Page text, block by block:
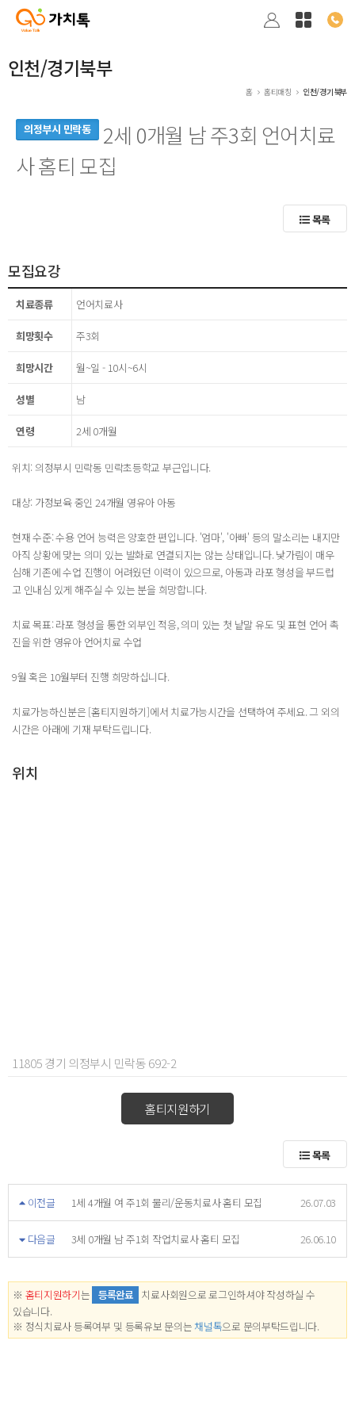
인천/경기북부
홈 홈티매칭 인천/경기북부
의정부시 민락동
2세 0개월 남 주3회 언어치료
사 홈티 모집
목록
모집요강
치료종류 언어치료사
희망횟수 주3회
희망시간 월~일 - 10시~6시
성별 남
연령 2세 0개월
위치: 의정부시 민락동 민락초등학교 부근입니다.
대상: 가정보육 중인 24개월 영유아 아동
현재 수준: 수용 언어 능력은 양호한 편입니다. '엄마', '아빠' 등의 말소리는 내지만
아직 상황에 맞는 의미 있는 발화로 연결되지는 않는 상태입니다. 낯가림이 매우
심해 기존에 수업 진행이 어려웠던 이력이 있으므로, 아동과 라포 형성을 부드럽
고 인내심 있게 해주실 수 있는 분을 희망합니다.
치료 목표: 라포 형성을 통한 외부인 적응, 의미 있는 첫 낱말 유도 및 표현 언어 촉
진을 위한 영유아 언어치료 수업
9월 혹은 10월부터 진행 희망하십니다.
치료가능하신분은 [홈티지원하기]에서 치료가능시간을 선택하여 주세요. 그 외의
시간은 아래에 기재 부탁드립니다.
위치
11805 경기 의정부시 민락동 692-2
홈티지원하기
목록
이전글 1세 4개월 여 주1회 물리/운동치료사 홈티 모집 26.07.03
다음글 3세 0개월 남 주1회 작업치료사 홈티 모집 26.06.10
※ 홈티지원하기는 등록완료 치료사회원으로 로그인하셔야 작성하실 수
있습니다.
※ 정식치료사 등록여부 및 등록유보 문의는 채널톡으로 문의부탁드립니다.